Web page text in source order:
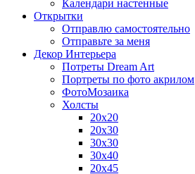
Календари настенные
Открытки
Отправлю самостоятельно
Отправьте за меня
Декор Интерьера
Потреты Dream Art
Портреты по фото акрилом
ФотоМозаика
Холсты
20х20
20х30
30х30
30х40
20х45